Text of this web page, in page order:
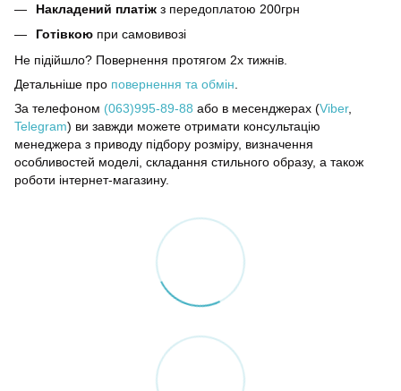
Накладений платіж з передоплатою 200грн
Готівкою при самовивозі
Не підійшло? Повернення протягом 2х тижнів.
Детальніше про повернення та обмін
За телефоном (063)995-89-88 або в месенджерах (Viber,
Telegram) ви завжди можете отримати консультацію
менеджера з приводу підбору розміру, визначення
особливостей моделі, складання стильного образу, а також
роботи інтернет-магазину.